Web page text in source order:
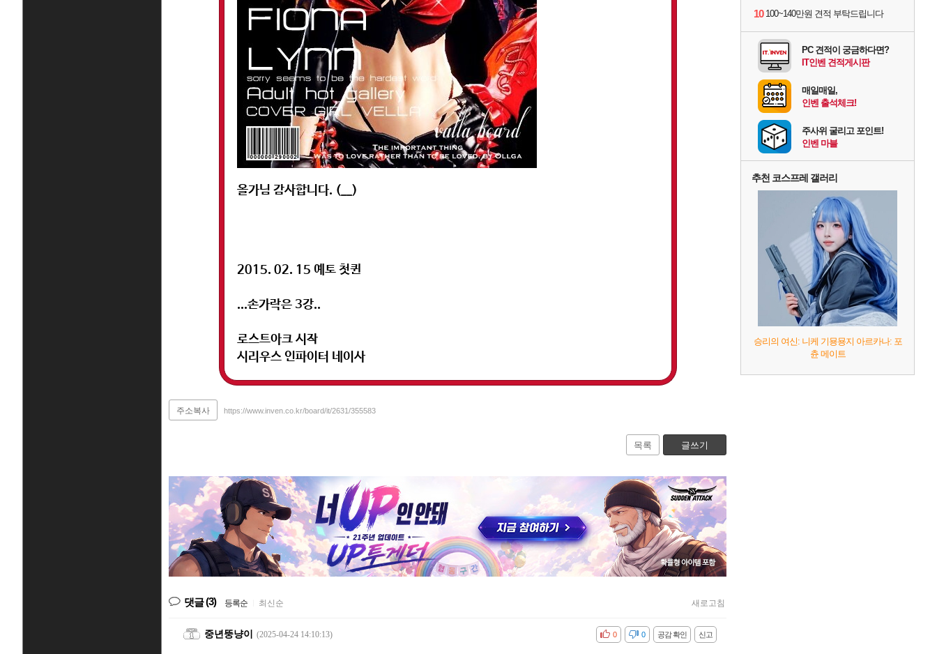
올가님 감사합니다. (__)
2015. 02. 15 예토 첫퀸
...손가락은 3강..
로스트아크 시작
시리우스 인파이터 네이사
주소복사 https://www.inven.co.kr/board/it/2631/355583
목록 글쓰기
댓글(3) 등록순 최신순 새로고침
중년뚱냥이 (2025-04-24 14:10:13) 신고
공감 확인
비공감 0
0
10 100~140만원 견적 부탁드립니다
PC 견적이 궁금하다면?
IT인벤 견적게시판
매일매일,
인벤 출석체크!
주사위 굴리고 포인트!
인벤 마블
추천 코스프레 갤러리
승리의 여신: 니케 기묭묭지 아르카나: 포
츈 메이트